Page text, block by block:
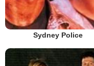
Sydney Police